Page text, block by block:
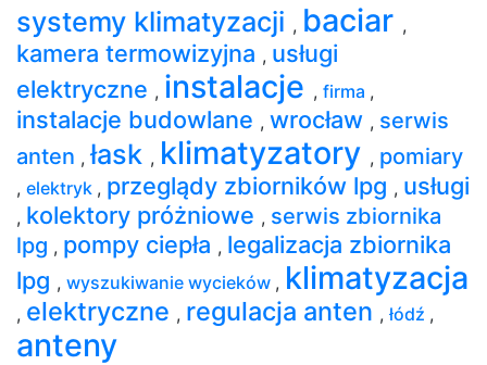
systemy klimatyzacji , baciar ,
kamera termowizyjna , usługi
elektryczne , instalacje , firma ,
instalacje budowlane , wrocław , serwis
anten , łask , klimatyzatory , pomiary
, elektryk , przeglądy zbiorników lpg , usługi
, kolektory próżniowe , serwis zbiornika
lpg , pompy ciepła , legalizacja zbiornika
lpg , wyszukiwanie wycieków , klimatyzacja
, elektryczne , regulacja anten , łódź ,
anteny